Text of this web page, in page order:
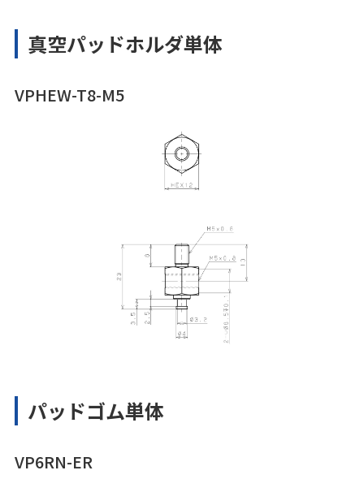
真空パッドホルダ単体
VPHEW-T8-M5
パッドゴム単体
VP6RN-ER